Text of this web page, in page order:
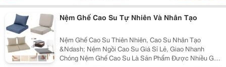
Nệm Ghế Cao Su Tự Nhiên Và Nhân Tạo
Nệm Ghế Cao Su Thiên Nhiên, Cao Su Nhân Tạo
&Ndash; Nệm Ngồi Cao Su Giá Sỉ Lẻ, Giao Nhanh
Chóng Nệm Ghế Cao Su Là Sản Phẩm Được Nhiều Gia